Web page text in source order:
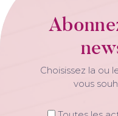
Choisissez la ou
vous